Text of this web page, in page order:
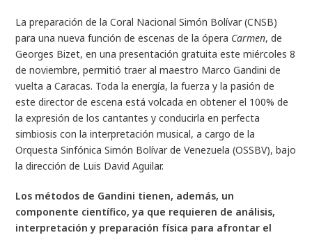
La preparación de la Coral Nacional Simón Bolívar (CNSB)
para una nueva función de escenas de la ópera Carmen, de
Georges Bizet, en una presentación gratuita este miércoles 8
de noviembre, permitió traer al maestro Marco Gandini de
vuelta a Caracas. Toda la energía, la fuerza y la pasión de
este director de escena está volcada en obtener el 100% de
la expresión de los cantantes y conducirla en perfecta
simbiosis con la interpretación musical, a cargo de la
Orquesta Sinfónica Simón Bolívar de Venezuela (OSSBV), bajo
la dirección de Luis David Aguilar.
Los métodos de Gandini tienen, además, un
componente científico, ya que requieren de análisis,
interpretación y preparación física para afrontar el